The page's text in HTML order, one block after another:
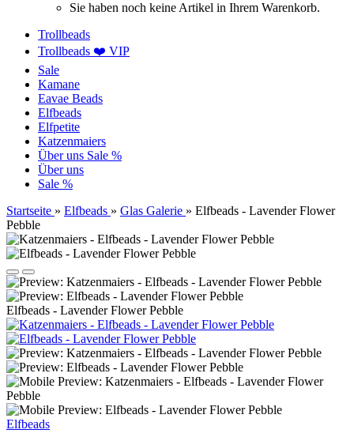
Sie haben noch keine Artikel in Ihrem Warenkorb.
Trollbeads
Trollbeads ❤️ VIP
Sale
Kamane
Eavae Beads
Elfbeads
Elfpetite
Katzenmaiers
Über uns Sale %
Über uns
Sale %
Startseite » Elfbeads » Glas Galerie » Elfbeads - Lavender Flower
Pebble
Elfbeads - Lavender Flower Pebble
Elfbeads